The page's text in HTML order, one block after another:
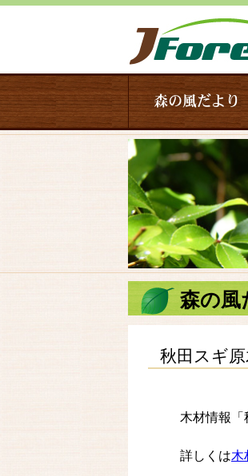
森の風だより
森の風
秋田スギ
木材情報「
詳しくは木